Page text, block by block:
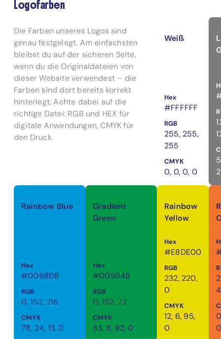
Logofarben
Die Farben unseres Logos sind
genau festgelegt. Am einfachsten
bleibst du auf der sicheren Seite,
wenn du die Originaldateien von
dieser Website verwendest – die
Farben sind dort bereits korrekt
hinterlegt. Achte dabei auf die
richtige Datei: RGB und HEX für
digitale Anwendungen, CMYK für
den Druck.
Weiß
Hex
#FFFFFF
RGB
255, 255,
255
CMYK
0, 0, 0, 0
Rainbow Blue
Hex
#0098D8
RGB
0, 152, 216
CMYK
78, 24, 13, 0
Gradient
Green
Hex
#009848
RGB
0, 152, 72
CMYK
83, 8, 92, 0
Rainbow
Yellow
Hex
#E8DE00
RGB
232, 220,
0
CMYK
12, 6, 95,
0